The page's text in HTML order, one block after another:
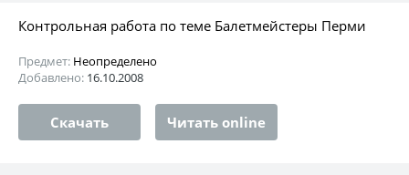
Контрольная работа по теме Балетмейстеры Перми
Предмет: Неопределено
Добавлено: 16.10.2008
Скачать Читать online